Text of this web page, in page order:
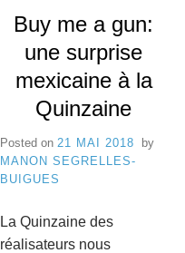
8
e
C
a
n
n
s
Buy me a gun:
une surprise
mexicaine à la
Quinzaine
Posted on 21 MAI 2018
by
MANON SEGRELLES-
BUIGUES
La Quinzaine des
réalisateurs nous